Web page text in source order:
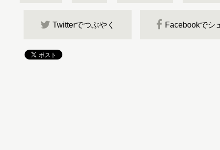
Twitterでつぶやく Facebookでシ